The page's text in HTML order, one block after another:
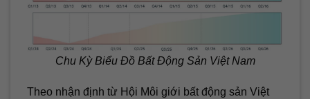
Chu Kỳ Biểu Đồ Bất Động Sản Việt Nam
Theo nhận định từ Hội Môi giới bất động sản Việt